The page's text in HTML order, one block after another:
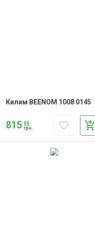
Килим BEENOM 1008 0145
815 00
грн.
add_shopping_cart
favorite_border